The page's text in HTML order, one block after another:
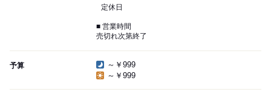
定休日
■ 営業時間
売切れ次第終了
予算
～￥999
～￥999